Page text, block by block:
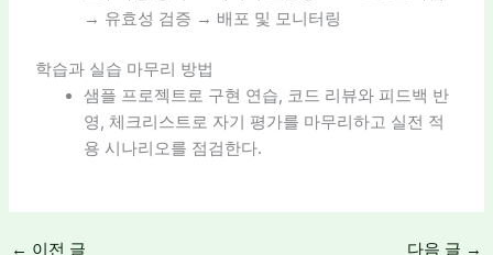
→ 유효성 검증 → 배포 및 모니터링
학습과 실습 마무리 방법
샘플 프로젝트로 구현 연습, 코드 리뷰와 피드백 반
영, 체크리스트로 자기 평가를 마무리하고 실전 적
용 시나리오를 점검한다.
← 이전 글 다음 글 →